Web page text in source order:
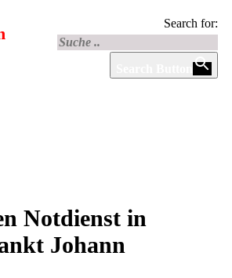
Search for:
Notdienst in
Johann